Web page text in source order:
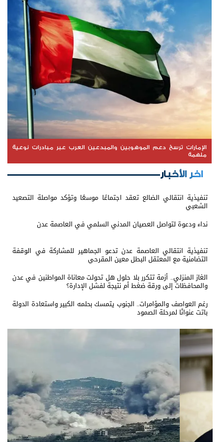
الإمارات ترسخ دعم الموهوبين والمبدعين العرب عبر مبادرات نوعية
ملهمة
اخر الأخبار
تنفيذية انتقالي الضالع تعقد اجتماعًا موسعًا وتؤكد مواصلة التصعيد
الشعبي
نداء ودعوة لتواصل العصيان المدني السلمي في العاصمة عدن
تنفيذية انتقالي العاصمة عدن تدعو الجماهير للمشاركة في الوقفة
التضامنية مع المعتقل البطل معين المقرحي
الغاز المنزلي.. أزمة تتكرر بلا حلول هل تحولت معاناة المواطنين في عدن
والمحافظات إلى ورقة ضغط أم نتيجة لفشل الإدارة؟
رغم العواصف والمؤامرات.. الجنوب يتمسك بحلمه الكبير واستعادة الدولة
باتت عنوانًا لمرحلة الصمود